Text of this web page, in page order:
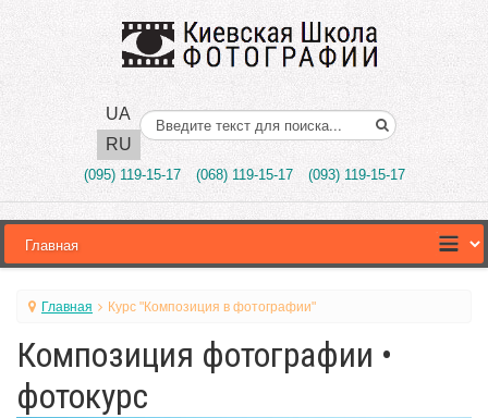
UA
RU
Поиск..
(095) 119-15-17 (068) 119-15-17 (093) 119-15-17
Главная Курс "Композиция в фотографии"
Композиция фотографии •
фотокурс